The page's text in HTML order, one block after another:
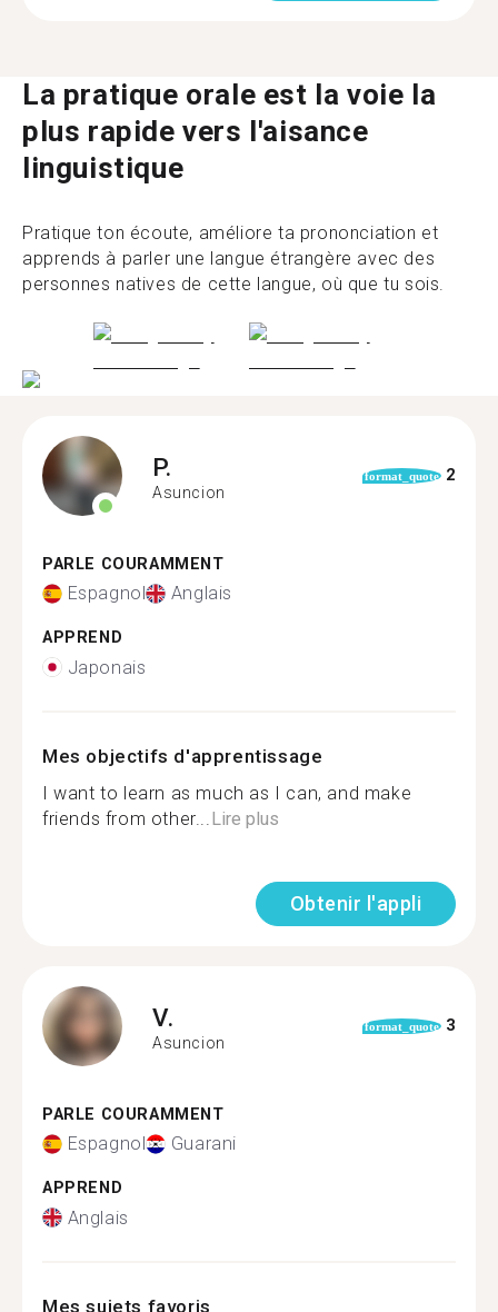
La pratique orale est la voie la
plus rapide vers l'aisance
linguistique
Pratique ton écoute, améliore ta prononciation et
apprends à parler une langue étrangère avec des
personnes natives de cette langue, où que tu sois.
P.
Asuncion
format_quote 2
PARLE COURAMMENT
Espagnol Anglais
APPREND
Japonais
Mes objectifs d'apprentissage
I want to learn as much as I can, and make
friends from other... Lire plus
Obtenir l'appli
V.
Asuncion
format_quote 3
PARLE COURAMMENT
Espagnol Guarani
APPREND
Anglais
Mes sujets favoris